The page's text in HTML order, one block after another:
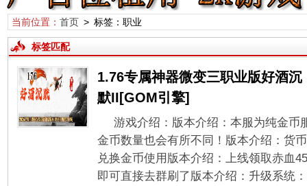
当前位置： 首页 > 标签：职业
标签匹配
1.76专属神器微变三职业版好酒沉
默II[GOM引擎]
游戏介绍：版本介绍：本服为纯金币
金币数量也会有所不同！版本介绍：货
兑换金币使用版本介绍：上线领取赤血
即可直接去群刷了版本介绍：升级系统